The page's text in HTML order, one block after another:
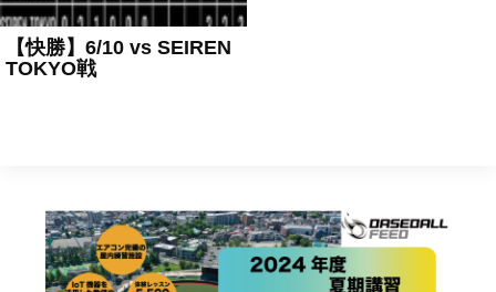
【快勝】6/10 vs SEIREN
TOKYO戦